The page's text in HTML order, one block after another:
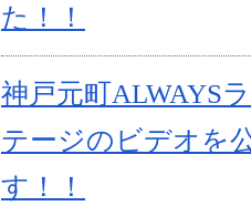
た！！
神戸元町ALWAYS
テージのビデオを
す！！